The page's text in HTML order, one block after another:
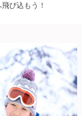
び込もう！